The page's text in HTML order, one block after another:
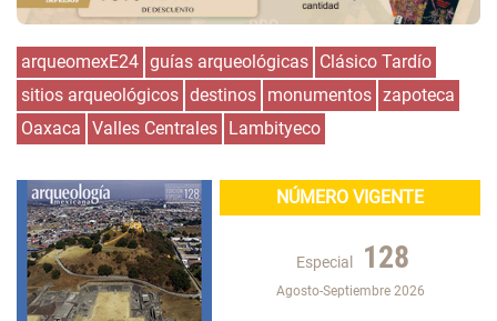
arqueomexE24 guías arqueológicas Clásico Tardío
sitios arqueológicos destinos monumentos zapoteca
Oaxaca Valles Centrales Lambityeco
NÚMERO VIGENTE
Especial 128
Agosto-Septiembre 2026